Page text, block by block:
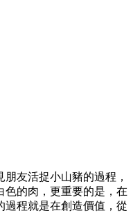
友活捉小山豬的過程，
色的肉，更重要的是，在
過程就是在創造價值，從